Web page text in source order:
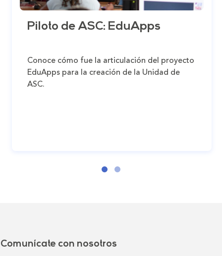
Piloto de ASC: EduApps
Conoce cómo fue la articulación del proyecto
EduApps para la creación de la Unidad de
ASC.
Comunícate con nosotros